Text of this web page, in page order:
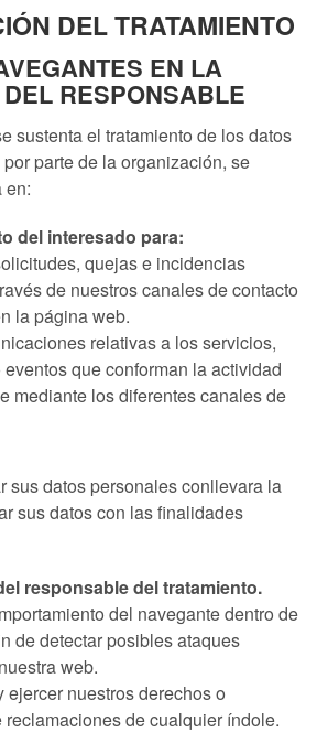
DEL TRATAMIENTO
EN LA
RESPONSABLE
sustenta el tratamiento de los datos
parte de la organización, se
en:
del interesado para:
quejas e incidencias
de nuestros canales de contacto
la página web.
relativas a los servicios,
que conforman la actividad
mediante los diferentes canales de
sus datos personales conllevara la
sus datos con las finalidades
responsable del tratamiento.
del navegante dentro de
de detectar posibles ataques
web.
ejercer nuestros derechos o
reclamaciones de cualquier índole.